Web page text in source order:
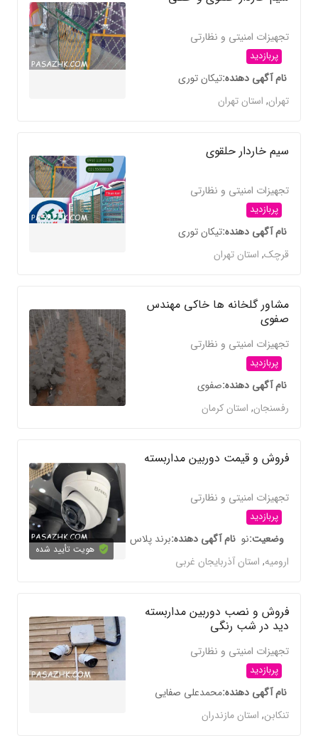
تجهیزات امنیتی و نظارتی
پربازدید
نام آگهی دهندهتیکان توری
تهران,استان تهران
سیم خاردار حلقوی
تجهیزات امنیتی و نظارتی
پربازدید
نام آگهی دهندهتیکان توری
قرچک,استان تهران
مشاور گلخانه ها خاکی مهندس
صفوی
تجهیزات امنیتی و نظارتی
پربازدید
نام آگهی دهندهصفوی
رفسنجان,استان کرمان
فروش و قیمت دوربین مداربسته
تجهیزات امنیتی و نظارتی
پربازدید
وضعیتنو نام آگهی دهندهبرند پلاس
ارومیه,استان آذربایجان غربی
هویت تأیید شده
فروش و نصب دوربین مداربسته
دید در شب رنگی
تجهیزات امنیتی و نظارتی
پربازدید
نام آگهی دهندهمحمدعلی صفایی
تنکابن,استان مازندران